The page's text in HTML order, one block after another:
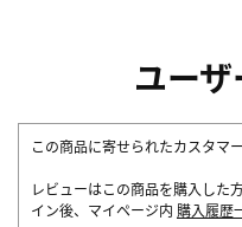
ユー
この商品に寄せられたカスタマ
レビューはこの商品を購入した
イン後、マイページ内 購入履歴